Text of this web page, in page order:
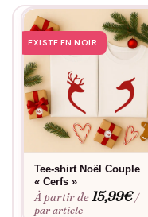
EXISTE EN NOIR
Tee-shirt Noël Couple
« Cerfs »
À partir de15,99€ /
par article